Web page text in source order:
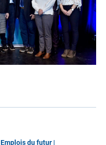
Emplois du futur |